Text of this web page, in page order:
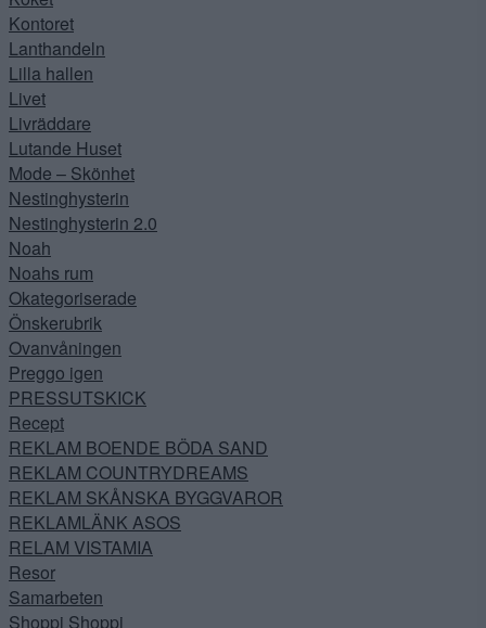
Kontoret
Lanthandeln
Lilla hallen
Livet
Livräddare
Lutande Huset
Mode – Skönhet
Nestinghysterin
Nestinghysterin 2.0
Noah
Noahs rum
Okategoriserade
Önskerubrik
Ovanvåningen
Preggo igen
PRESSUTSKICK
Recept
REKLAM BOENDE BÖDA SAND
REKLAM COUNTRYDREAMS
REKLAM SKÅNSKA BYGGVAROR
REKLAMLÄNK ASOS
RELAM VISTAMIA
Resor
Samarbeten
Shoppi Shoppi